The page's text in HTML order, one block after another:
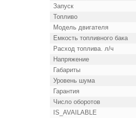
Запуск
Топливо
Модель двигателя
Емкость топливного бака
Расход топлива. л/ч
Напряжение
Габариты
Уровень шума
Гарантия
Число оборотов
IS_AVAILABLE